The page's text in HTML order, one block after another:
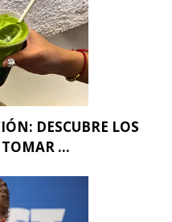
DESCUBRE LOS
TOMAR ...